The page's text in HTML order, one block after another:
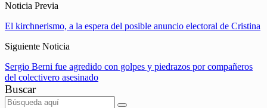
Noticia Previa
El kirchnerismo, a la espera del posible anuncio electoral de Cristina
Siguiente Noticia
Sergio Berni fue agredido con golpes y piedrazos por compañeros
del colectivero asesinado
Buscar